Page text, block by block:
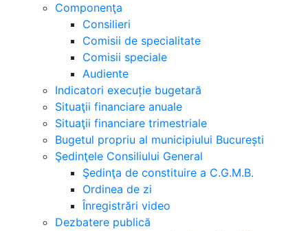
Componenţa
Consilieri
Comisii de specialitate
Comisii speciale
Audiente
Indicatori execuție bugetară
Situaţii financiare anuale
Situaţii financiare trimestriale
Bugetul propriu al municipiului București
Şedinţele Consiliului General
Şedinţa de constituire a C.G.M.B.
Ordinea de zi
Înregistrări video
Dezbatere publică